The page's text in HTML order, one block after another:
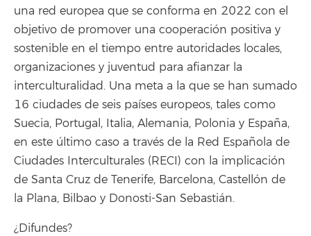
una red europea que se conforma en 2022 con el
objetivo de promover una cooperación positiva y
sostenible en el tiempo entre autoridades locales,
organizaciones y juventud para afianzar la
interculturalidad. Una meta a la que se han sumado
16 ciudades de seis países europeos, tales como
Suecia, Portugal, Italia, Alemania, Polonia y España,
en este último caso a través de la Red Española de
Ciudades Interculturales (RECI) con la implicación
de Santa Cruz de Tenerife, Barcelona, Castellón de
la Plana, Bilbao y Donosti-San Sebastián.
¿Difundes?